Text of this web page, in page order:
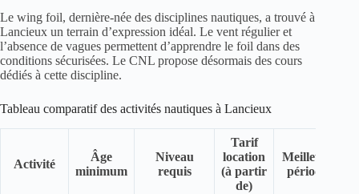
Le wing foil, dernière-née des disciplines nautiques, a trouvé à
Lancieux un terrain d’expression idéal. Le vent régulier et
l’absence de vagues permettent d’apprendre le foil dans des
conditions sécurisées. Le CNL propose désormais des cours
dédiés à cette discipline.
Tableau comparatif des activités nautiques à Lancieux
Activité
Âge
minimum
Niveau
requis
Tarif
location
(à partir
de)
Meilleure
période